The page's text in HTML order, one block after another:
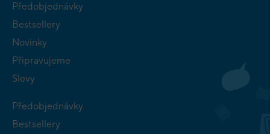
Předobjednávky
Bestsellery
Novinky
Připravujeme
Slevy
Předobjednávky
Bestsellery